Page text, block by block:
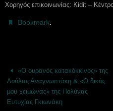
Χορηγός επικοινωνίας: Kidit –
Bookmark.
«Ο ουρανός κατακόκκινος» της
Λούλας Αναγνωστάκη & «Ο δικός
μου χειμώνας» της Πολύνας
Ευτυχίας Γκιωνάκη